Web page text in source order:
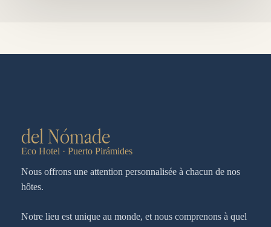
del Nómade
Eco Hotel · Puerto Pirámides
Nous offrons une attention personnalisée à chacun de nos
hôtes.
Notre lieu est unique au monde, et nous comprenons à quel